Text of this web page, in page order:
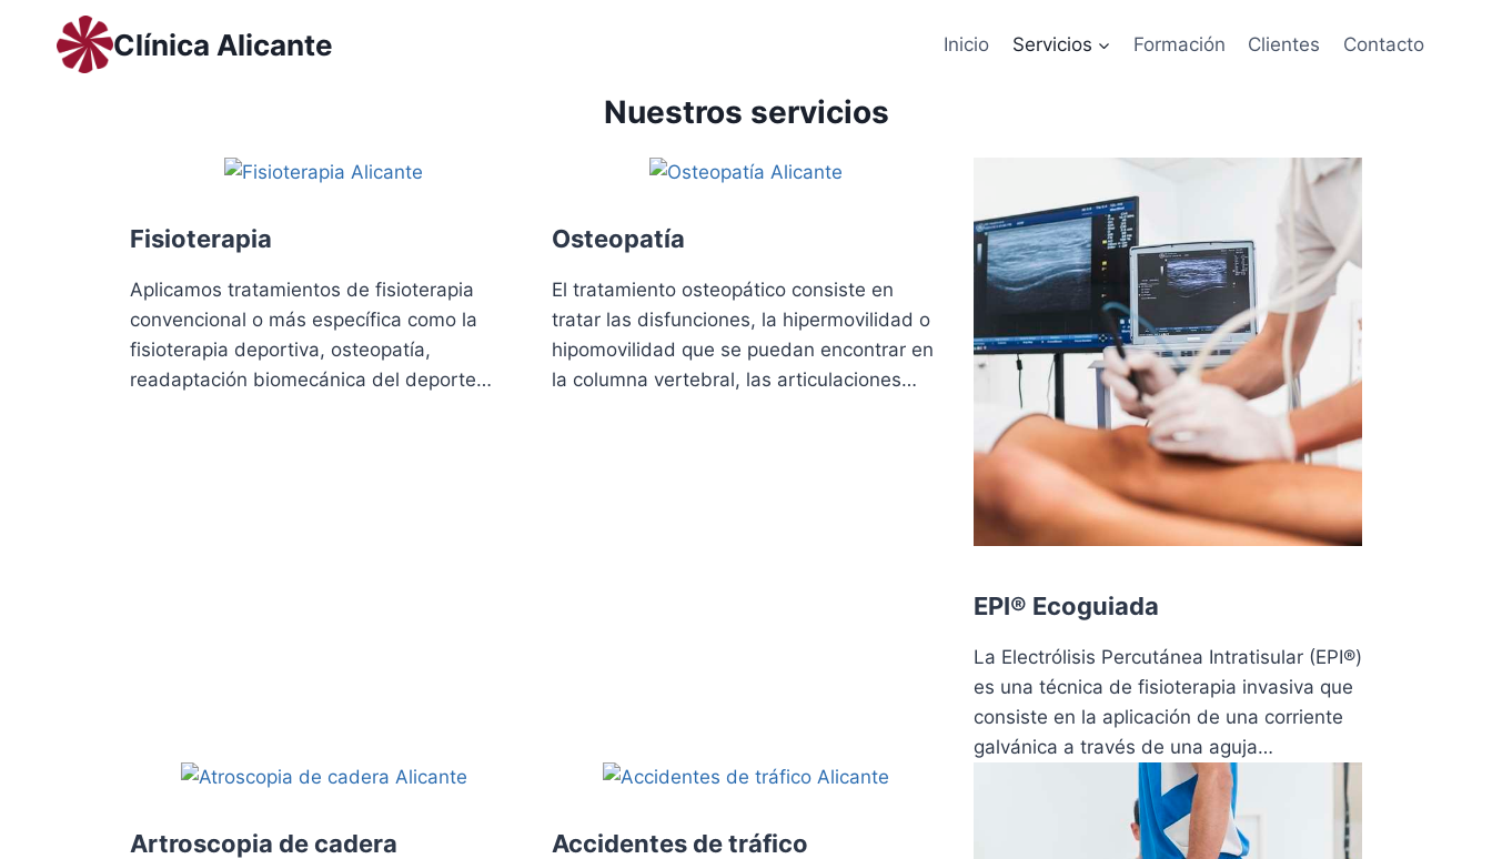
contenido
Clínica Alicante Inicio Servicios Formación Clientes Contacto
Nuestros servicios
Fisioterapia
Aplicamos tratamientos de fisioterapia
convencional o más específica como la
fisioterapia deportiva, osteopatía,
readaptación biomecánica del deporte…
Osteopatía
El tratamiento osteopático consiste en
tratar las disfunciones, la hipermovilidad o
hipomovilidad que se puedan encontrar en
la columna vertebral, las articulaciones…
EPI® Ecoguiada
La Electrólisis Percutánea Intratisular (EPI®)
es una técnica de fisioterapia invasiva que
consiste en la aplicación de una corriente
galvánica a través de una aguja…
Artroscopia de cadera Accidentes de tráfico